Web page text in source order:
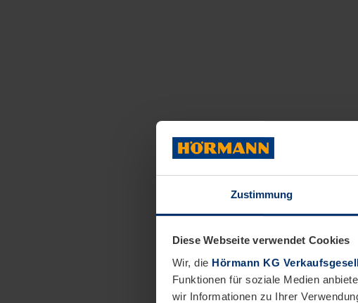
Zustimmung
Diese Webseite verwendet Cookies
Wir, die Hörmann KG
Funktionen für soziale Medien
wir Informationen zu Ihrer